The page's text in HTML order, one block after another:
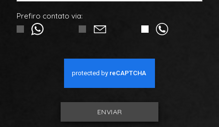
Prefiro contato via:
ENVIAR